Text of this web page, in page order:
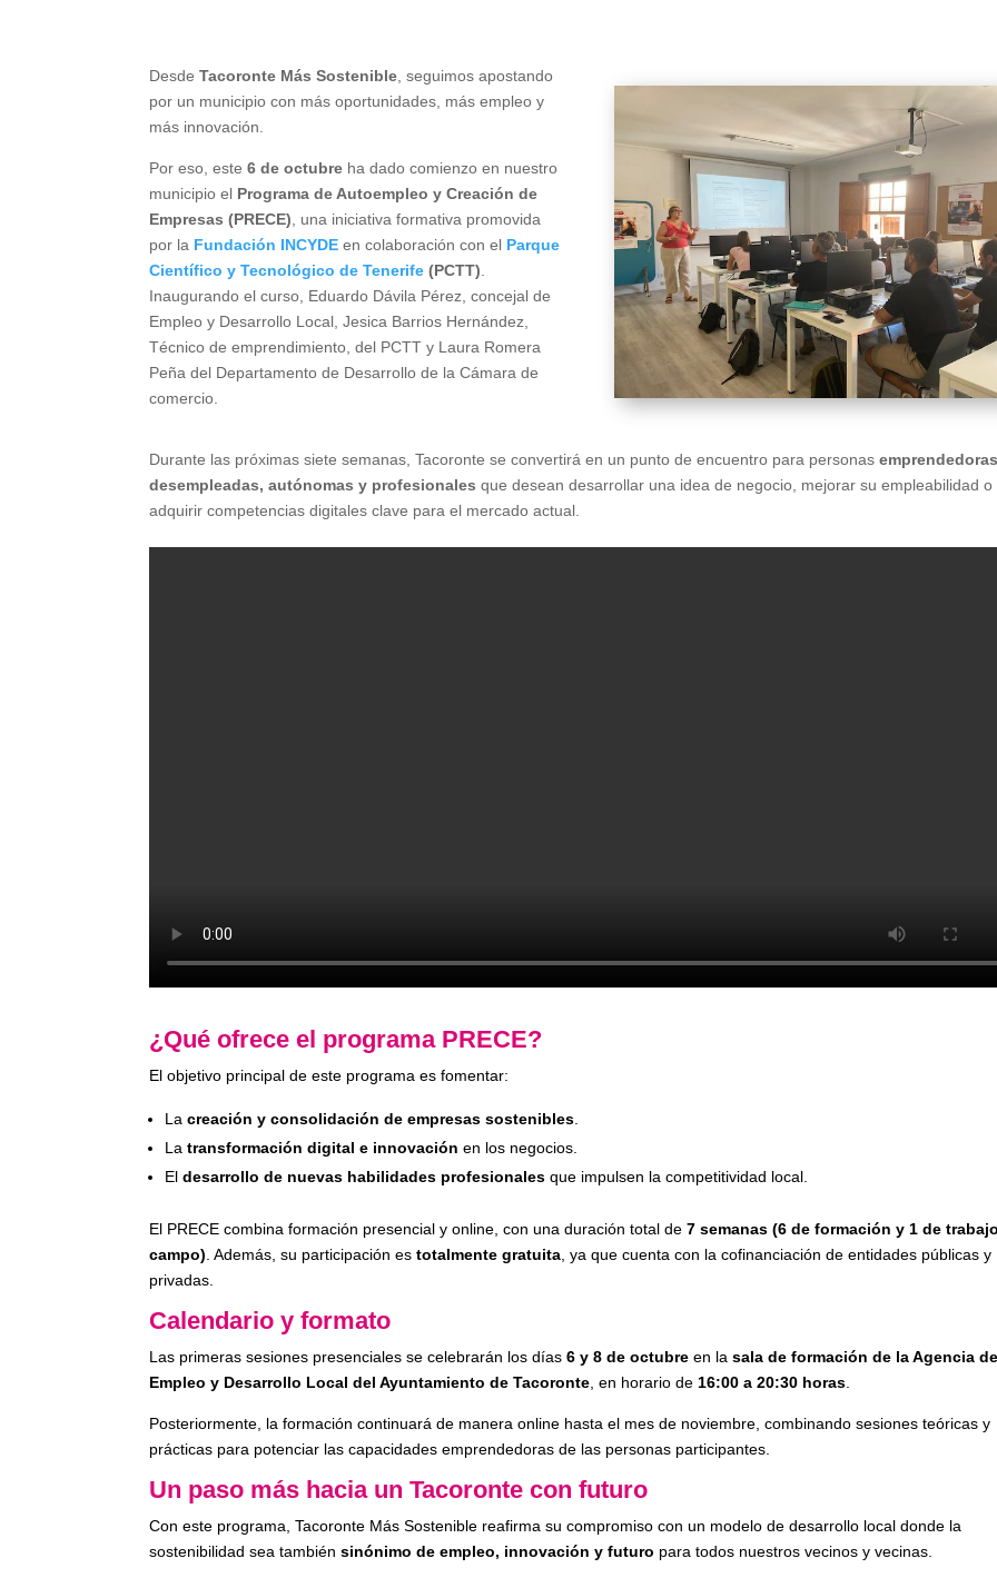
DesdeTacoronte Más Sostenible , seguimos apostando
por un municipio con más oportunidades, más empleo y
más innovación.
Por eso, este6 de octubre ha dado comienzo en nuestro
municipio el Programa de Autoempleo y Creación de
Empresas (PRECE) , una iniciativa formativa promovida
por la Fundación INCYDE en colaboración con el Parque
Científico y Tecnológico de Tenerife (PCTT)
Inaugurando el curso, Eduardo Dávila Pérez, concejal de
Empleo y Desarrollo Local, Jesica Barrios Hernández,
Técnico de emprendimiento, del PCTT y Laura Romera
Peña del Departamento de Desarrollo de la Cámara de
comercio.
Durante las próximas siete semanas, Tacoronte se convertirá en un punto de encuentro para personas
desempleadas, autónomas y profesionales que desean desarrollar una idea de negocio, mejorar su empleabilidad o
adquirir competencias digitales clave para el mercado actual.
¿Qué ofrece el programa PRECE?
El objetivo principal de este programa es fomentar:
Lacreación y consolidación de empresas sostenibles
Latransformación digital e innovación en los negocios.
Eldesarrollo de nuevas habilidades profesionales que impulsen la competitividad local.
El PRECE combina formación presencial y online, con una duración total de7 semanas (6 de formación y 1 de
campo) . Además, su participación estotalmente gratuita , ya que cuenta con la cofinanciación de entidades públicas y
privadas.
Calendario y formato
Las primeras sesiones presenciales se celebrarán los días6 y 8 de octubre en lasala de formación de la Agencia
Empleo y Desarrollo Local del Ayuntamiento de Tacoronte , en horario de 16:00 a 20:30 horas
Posteriormente, la formación continuará de manera online hasta el mes de noviembre, combinando sesiones teóricas y
prácticas para potenciar las capacidades emprendedoras de las personas participantes.
Un paso más hacia un Tacoronte con futuro
Con este programa, Tacoronte Más Sostenible reafirma su compromiso con un modelo de desarrollo local donde la
sostenibilidad sea tambiénsinónimo de empleo, innovación y futuro para todos nuestros vecinos y vecinas.